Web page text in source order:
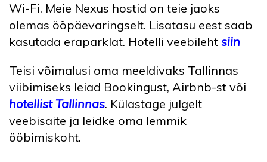
Wi-Fi. Meie Nexus hostid on teie jaoks
olemas ööpäevaringselt. Lisatasu eest saab
kasutada eraparklat. Hotelli veebileht siin
Teisi võimalusi oma meeldivaks Tallinnas
viibimiseks leiad Bookingust, Airbnb-st või
hotellist Tallinnas. Külastage julgelt
veebisaite ja leidke oma lemmik
ööbimiskoht.